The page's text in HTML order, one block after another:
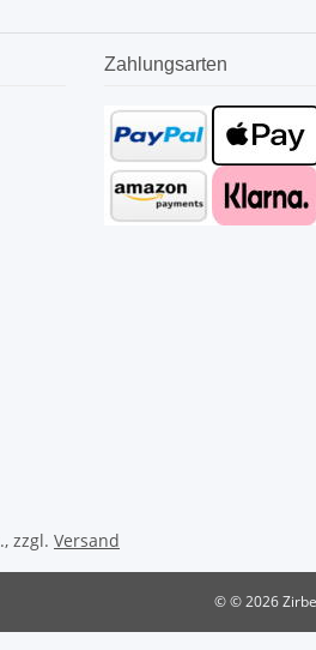
Zahlungsarten
zzgl. Versand
© © 2026